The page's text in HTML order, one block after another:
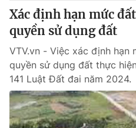
Tổng Biên tập:Vũ Thanh Thủy
Phó Tổng Biên tập:Nguyễn Thị
Nguyễn Trọng Ninh
Tổng đài VTV:024.38 355 931
Ðiện thoại Thời báo VTV: 024.66
Email:toasoan@vtv.vn
Liên hệ quảng cáo:024-
Xác định hạn mức
quyền sử dụng đất
VTV.vn - Việc xác định hạn
quyền sử dụng đất thực
141 Luật Đất đai năm 2024.